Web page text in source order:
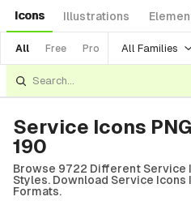
Icons Illustrations
All Free Pro All Families
Service Icons
190
Browse 9722 Different Service
Styles. Download Service Icons
Formats.